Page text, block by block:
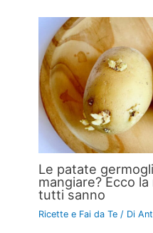
Le patate
mangiare? Ecco
tutti sanno
Ricette e Fai da Te / Di